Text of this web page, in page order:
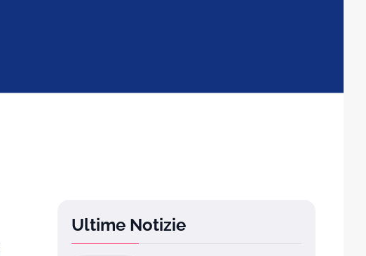
Ultime Notizie